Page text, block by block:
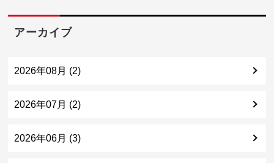
アーカイブ
2026年08月 (2)
2026年07月 (2)
2026年06月 (3)